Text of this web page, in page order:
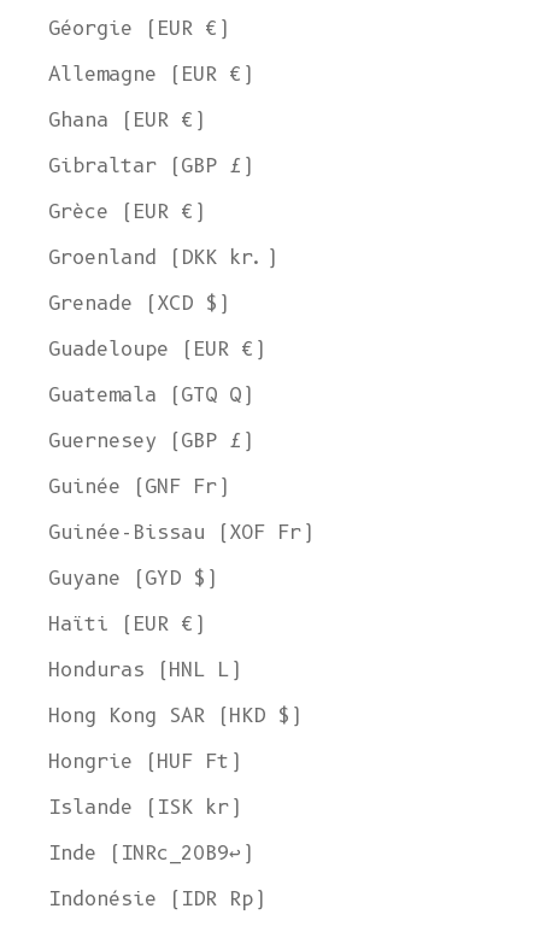
Géorgie (EUR €)
Allemagne (EUR €)
Ghana (EUR €)
Gibraltar (GBP £)
Grèce (EUR €)
Groenland (DKK kr.)
Grenade (XCD $)
Guadeloupe (EUR €)
Guatemala (GTQ Q)
Guernesey (GBP £)
Guinée (GNF Fr)
Guinée-Bissau (XOF Fr)
Guyane (GYD $)
Haïti (EUR €)
Honduras (HNL L)
Hong Kong SAR (HKD $)
Hongrie (HUF Ft)
Islande (ISK kr)
Inde (INRc_20B9↩)
Indonésie (IDR Rp)